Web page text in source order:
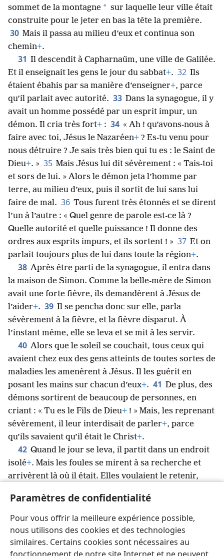
Paramètres de confidentialité
Pour vous offrir la meilleure expérience possible,
nous utilisons des cookies et des technologies
similaires. Certains cookies sont nécessaires au
sommet de la montagne * sur laquelle leur ville était
construite pour le jeter en bas la tête la première.
30 Mais il passa au milieu d’eux et continua son
chemin+.
31 Il descendit à Capharnaüm, une ville de Galilée.
Et il enseignait les gens le jour du sabbat+. 32 Ils
étaient ébahis par sa manière d’enseigner+, parce
qu’il parlait avec autorité. 33 Dans la synagogue, il y
avait un homme possédé par un esprit impur, un
démon. Il cria très fort+ : 34 « Ah ! qu’avons-nous à
faire avec toi, Jésus le Nazaréen+ ? Es-tu venu pour
nous détruire ? Je sais très bien qui tu es : le Saint de
Dieu+. » 35 Mais Jésus lui dit sévèrement : « Tais-toi
et sors de lui. » Alors le démon jeta l’homme par
terre, au milieu d’eux, puis il sortit de lui sans lui
faire de mal. 36 Tous furent très étonnés et se dirent
l’un à l’autre : « Quel genre de parole est-ce là ?
Quelle autorité et quelle puissance ! Il donne des
ordres aux esprits impurs, et ils sortent ! » 37 Et on
parlait toujours plus de lui dans toute la région+.
38 Après être parti de la synagogue, il entra dans
la maison de Simon. Comme la belle-mère de Simon
avait une forte fièvre, ils demandèrent à Jésus de
l’aider+. 39 Il se pencha donc sur elle, parla
sévèrement à la fièvre, et la fièvre disparut. À
l’instant même, elle se leva et se mit à les servir.
40 Alors que le soleil se couchait, tous ceux qui
avaient chez eux des gens atteints de toutes sortes de
maladies les amenèrent à Jésus. Il les guérit en
posant les mains sur chacun d’eux+. 41 De plus, des
démons sortirent de beaucoup de personnes, en
criant : « Tu es le Fils de Dieu+ ! » Mais, les reprenant
sévèrement, il leur interdisait de parler+, parce
qu’ils savaient qu’il était le Christ+.
42 Quand le jour se leva, il partit dans un endroit
isolé+. Mais les foules se mirent à sa recherche et
arrivèrent là où il était. Elles voulaient le retenir,
dit : « Je dois annoncer la bonne nouvelle du
royaume de Dieu aux autres villes aussi, car c’est
pour cela que j’ai été envoyé+. » 44 Il alla donc
prêcher dans les synagogues de Judée.